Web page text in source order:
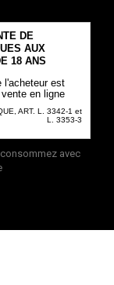
DE
AUX
18 ANS
l'acheteur est
en ligne
ART. L. 3342-1 et
L. 3353-3
avec